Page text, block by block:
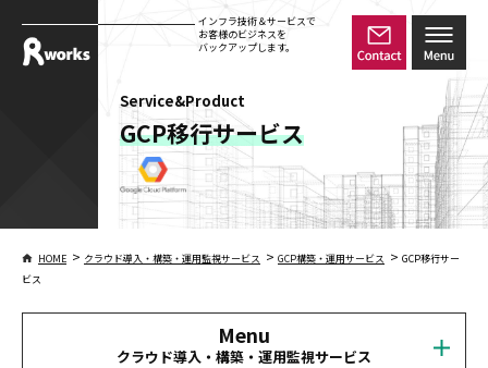
インフラ技術＆サービスで
お客様のビジネスを
バックアップします。
Service&Product
GCP移行サービス
HOME > クラウド導入・構築・運用監視サービス > GCP構築・運用サービス > GCP移行サー
ビス
Menu
クラウド導入・構築・運用監視サービス